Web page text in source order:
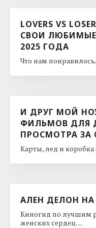
LOVERS VS
СВОИ
2025 ГОДА
Что нам
И ДРУГ МОЙ
ФИЛЬМОВ ДЛЯ
ПРОСМОТРА ЗА
Карты, лед и коробка
АЛЕН ДЕЛОН
Киногид по лучшим
женских сердец. ...